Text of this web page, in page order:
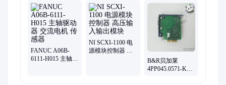
处理器模块、屏幕、CPU
FANUC A06B-
6111-H015 主轴驱
NI SCXI-1100 电
源模块控制器 高
B&R贝加莱
4PP045.0571-K43